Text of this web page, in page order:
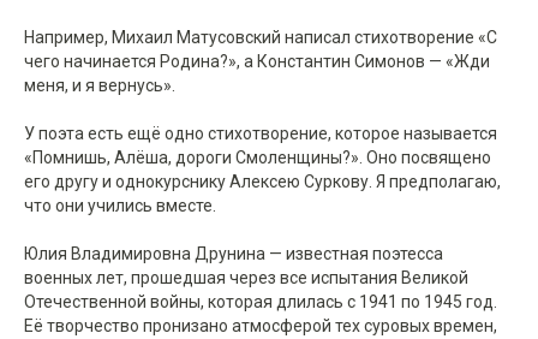
Например, Михаил Матусовский написал стихотворение «С
чего начинается Родина?», а Константин Симонов — «Жди
меня, и я вернусь».
У поэта есть ещё одно стихотворение, которое называется
«Помнишь, Алёша, дороги Смоленщины?». Оно посвящено
его другу и однокурснику Алексею Суркову. Я предполагаю,
что они учились вместе.
Юлия Владимировна Друнина — известная поэтесса
военных лет, прошедшая через все испытания Великой
Отечественной войны, которая длилась с 1941 по 1945 год.
Её творчество пронизано атмосферой тех суровых времен,